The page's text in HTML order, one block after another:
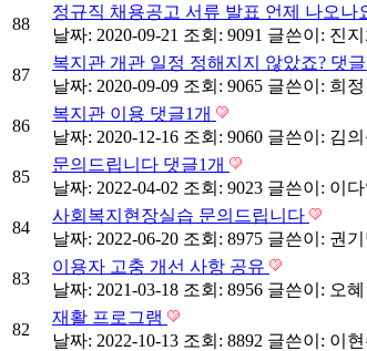
88
정규직 채용공고 서류 발표 언제 나오나
날짜: 2020-09-21 조회: 9091 글쓴이: 진지
87
복지관 개관 일정 정해지지 않았죠? 댓글
날짜: 2020-09-09 조회: 9065 글쓴이: 희정
86
복지관 이용 댓글1개
날짜: 2020-12-16 조회: 9060 글쓴이: 김의
85
문의드립니다 댓글1개
날짜: 2022-04-02 조회: 9023 글쓴이: 이다
84
사회복지현장실습 문의드립니다
날짜: 2022-06-20 조회: 8975 글쓴이: 권기
83
이용자 고충 개선 사항 공유
날짜: 2021-03-18 조회: 8956 글쓴이: 오
82
재활 프로그램
날짜: 2022-10-13 조회: 8892 글쓴이: 이